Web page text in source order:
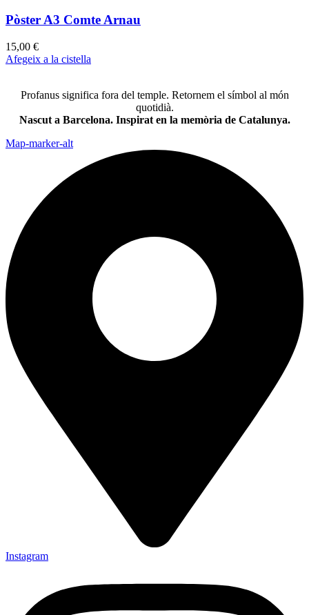
Pòster A3 Comte Arnau
15,00 €
Afegeix a la cistella
Profanus significa fora del temple. Retornem el símbol al món
quotidià.
Nascut a Barcelona. Inspirat en la memòria de Catalunya.
Map-marker-alt
Instagram